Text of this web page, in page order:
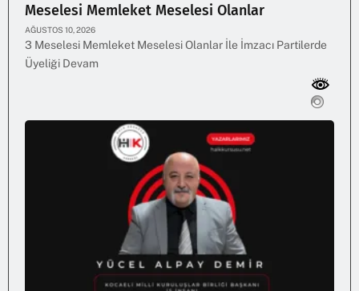
Meselesi Memleket Meselesi Olanlar
AĞUSTOS 10, 2026
3 Meselesi Memleket Meselesi Olanlar İle İmzacı Partilerde
Üyeliği Devam